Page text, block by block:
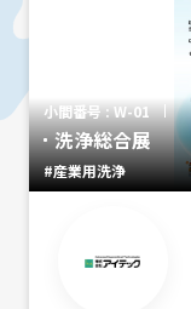
小間番号 : W-01
洗浄総合展
#産業用洗浄